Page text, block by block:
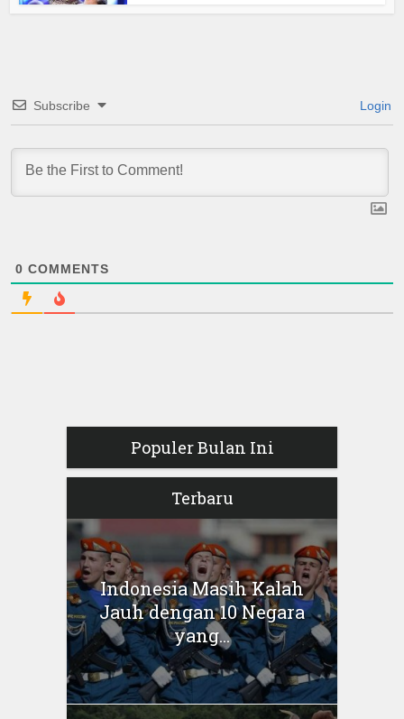
Subscribe Login
0 COMMENTS
Populer Bulan Ini
Terbaru
Indonesia Masih Kalah
Jauh dengan 10 Negara
yang...